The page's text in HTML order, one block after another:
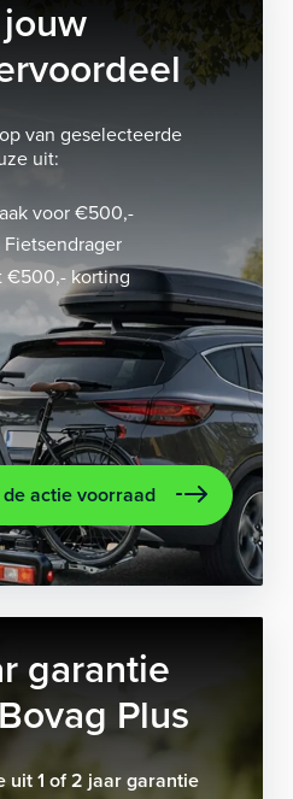
volledig digitaal
koplampen
lichtmetalen
van geselecteerde
uit:
voor €500,-
Fietsendrager
€500,- korting
de actie voorraad
garantie
Plus
uit 1 of 2 jaar garantie